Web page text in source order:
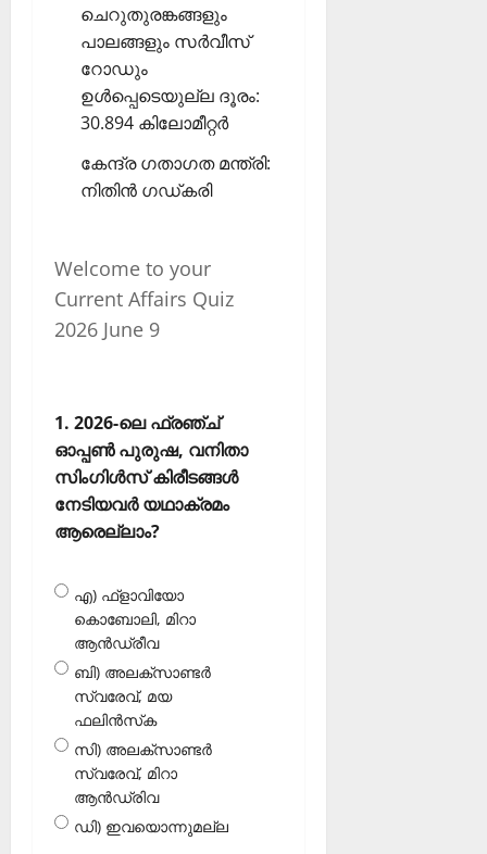
ചെറുതുരങ്കങ്ങളും
പാലങ്ങളും സര്‍വീസ്
റോഡും
ഉള്‍പ്പെടെയുല്ല ദൂരം:
30.894 കിലോമീറ്റര്‍
കേന്ദ്ര ഗതാഗത മന്ത്രി:
നിതിന്‍ ഗഡ്കരി
Welcome to your
Current Affairs Quiz
2026 June 9
1. 2026-ലെ ഫ്രഞ്ച്
ഓപ്പൺ പുരുഷ, വനിതാ
സിംഗിൾസ് കിരീടങ്ങൾ
നേടിയവർ യഥാക്രമം
ആരെല്ലാം?
എ) ഫ്‌ളാവിയോ
കൊബോലി, മിറാ
ആൻഡ്രീവ
ബി) അലക്‌സാണ്ടർ
സ്വരേവ്, മയ
ഫലിൻസ്‌ക
സി) അലക്‌സാണ്ടർ
സ്വരേവ്, മിറാ
ആൻഡ്രിവ
ഡി) ഇവയൊന്നുമല്ല